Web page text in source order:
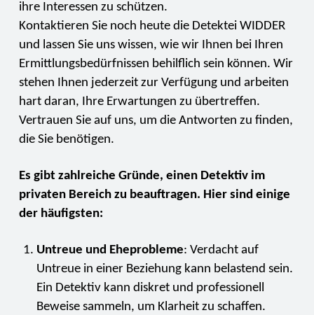
ihre Interessen zu schützen.
Kontaktieren Sie noch heute die Detektei WIDDER
und lassen Sie uns wissen, wie wir Ihnen bei Ihren
Ermittlungsbedürfnissen behilflich sein können. Wir
stehen Ihnen jederzeit zur Verfügung und arbeiten
hart daran, Ihre Erwartungen zu übertreffen.
Vertrauen Sie auf uns, um die Antworten zu finden,
die Sie benötigen.
Es gibt zahlreiche Gründe, einen Detektiv im
privaten Bereich zu beauftragen. Hier sind einige
der häufigsten:
Untreue und Eheprobleme: Verdacht auf
Untreue in einer Beziehung kann belastend sein.
Ein Detektiv kann diskret und professionell
Beweise sammeln, um Klarheit zu schaffen.